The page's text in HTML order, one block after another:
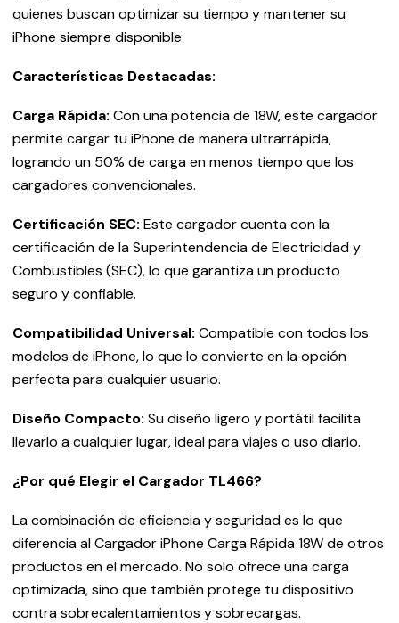
quienes buscan optimizar su tiempo y mantener su
iPhone siempre disponible.
Características Destacadas:
Carga Rápida: Con una potencia de 18W, este cargador
permite cargar tu iPhone de manera ultrarrápida,
logrando un 50% de carga en menos tiempo que los
cargadores convencionales.
Certificación SEC: Este cargador cuenta con la
certificación de la Superintendencia de Electricidad y
Combustibles (SEC), lo que garantiza un producto
seguro y confiable.
Compatibilidad Universal: Compatible con todos los
modelos de iPhone, lo que lo convierte en la opción
perfecta para cualquier usuario.
Diseño Compacto: Su diseño ligero y portátil facilita
llevarlo a cualquier lugar, ideal para viajes o uso diario.
¿Por qué Elegir el Cargador TL466?
La combinación de eficiencia y seguridad es lo que
diferencia al Cargador iPhone Carga Rápida 18W de otros
productos en el mercado. No solo ofrece una carga
optimizada, sino que también protege tu dispositivo
contra sobrecalentamientos y sobrecargas.